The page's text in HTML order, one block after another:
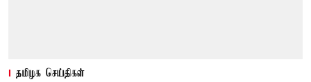
தமிழக செய்திகள்